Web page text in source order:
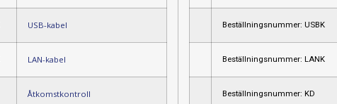
USB-kabel
LAN-kabel
Åtkomstkontroll
Beställningsnummer: USBK
Beställningsnummer: LANK
Beställningsnummer: KD